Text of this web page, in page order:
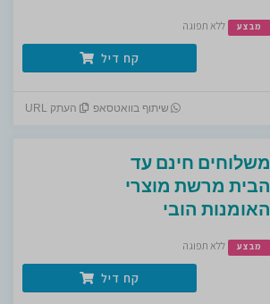
מבצע ללא תפוגה
קח דיל
שיתוף בוואטסאפ העתק URL
משלוחים חינם עד
הבית מרשת מוצרי
האומנות הובי
מבצע ללא תפוגה
קח דיל